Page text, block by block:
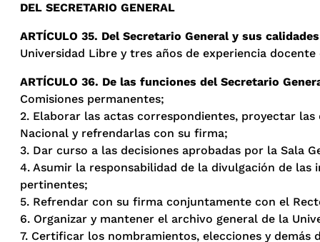
DEL SECRETARIO GENERAL
ARTÍCULO 35. Del Secretario General y sus calidades
Universidad Libre y tres años de experiencia
ARTÍCULO 36. De las funciones del Secretario
Comisiones permanentes;
2. Elaborar las actas correspondientes, proyectar
Nacional y refrendarlas con su firma;
3. Dar curso a las decisiones aprobadas por la Sala
4. Asumir la responsabilidad de la divulgación de
pertinentes;
5. Refrendar con su firma conjuntamente con el
6. Organizar y mantener el archivo general de la
7. Certificar los nombramientos, elecciones y demás